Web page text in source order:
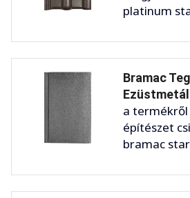
platinum
Bramac
Ezüstmetál
a
építészet
bramac star